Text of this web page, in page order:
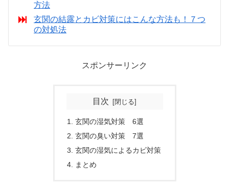
方法
玄関の結露とカビ対策にはこんな方法も！７つ
の対処法
スポンサーリンク
目次
玄関の湿気対策 6選
玄関の臭い対策 7選
玄関の湿気によるカビ対策
まとめ